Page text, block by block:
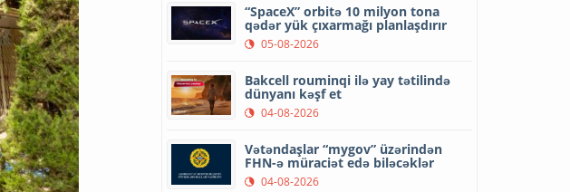
“SpaceX” orbitə 10 milyon tona
qədər yük çıxarmağı planlaşdırır
05-08-2026
Bakcell rouminqi ilə yay tətilində
dünyanı kəşf et
04-08-2026
Vətəndaşlar “mygov” üzərindən
FHN-ə müraciət edə biləcəklər
04-08-2026